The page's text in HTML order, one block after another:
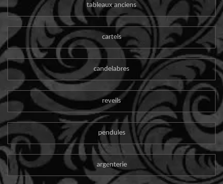
tableaux anciens
cartels
candelabres
reveils
pendules
argenterie